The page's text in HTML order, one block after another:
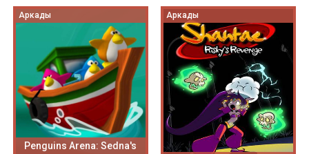
Аркады
Penguins Arena: Sedna's
Аркады